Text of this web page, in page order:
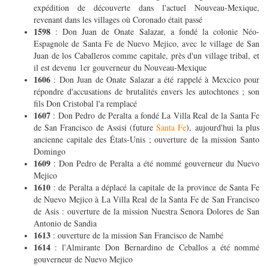
expédition de découverte dans l'actuel Nouveau-Mexique,
revenant dans les villages où Coronado était passé
1598 : Don Juan de Onate Salazar, a fondé la colonie Néo-
Espagnole de Santa Fe de Nuevo Mejico, avec le village de San
Juan de los Caballeros comme capitale, près d'un village tribal, et
il est devenu 1er gouverneur du Nouveau-Mexique
1606 : Don Juan de Onate Salazar a été rappelé à Mexcico pour
répondre d'accusations de brutalités envers les autochtones ; son
fils Don Cristobal l'a remplacé
1607 : Don Pedro de Peralta a fondé La Villa Real de la Santa Fe
de San Francisco de Assisi (futureSanta Fe), aujourd'hui la plus
ancienne capitale des États-Unis ; ouverture de la mission Santo
Domingo
1609 : Don Pedro de Peralta a été nommé gouverneur du Nuevo
Mejico
1610 : de Peralta a déplacé la capitale de la province de Santa Fe
de Nuevo Mejico à La Villa Real de la Santa Fe de San Francisco
de Asis : ouverture de la mission Nuestra Senora Dolores de San
Antonio de Sandia
1613 : ouverture de la mission San Francisco de Nambé
1614 : l'Almirante Don Bernardino de Ceballos a été nommé
gouverneur de Nuevo Mejico